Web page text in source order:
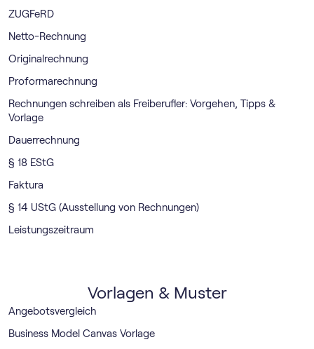
ZUGFeRD
Netto-Rechnung
Originalrechnung
Proformarechnung
Rechnungen schreiben als Freiberufler: Vorgehen, Tipps &
Vorlage
Dauerrechnung
§ 18 EStG
Faktura
§ 14 UStG (Ausstellung von Rechnungen)
Leistungszeitraum
Vorlagen & Muster
Angebotsvergleich
Business Model Canvas Vorlage